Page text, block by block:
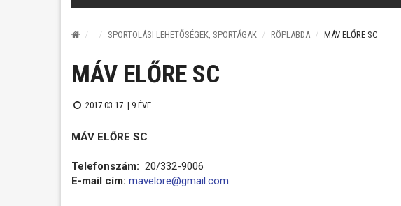
SPORTOLÁSI LEHETŐSÉGEK, SPORTÁGAK RÖPLABDA MÁV ELŐRE SC
MÁV ELŐRE SC
2017.03.17. | 9 ÉVE
MÁV ELŐRE SC
Telefonszám: 20/332-9006
E-mail cím: mavelore@gmail.com